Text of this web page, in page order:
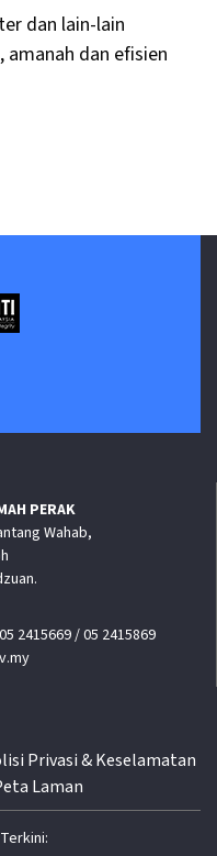
dan lain-lain
dan efisien
PERAK
Wahab,
2415669 / 05 2415869
Privasi & Keselamatan
Laman